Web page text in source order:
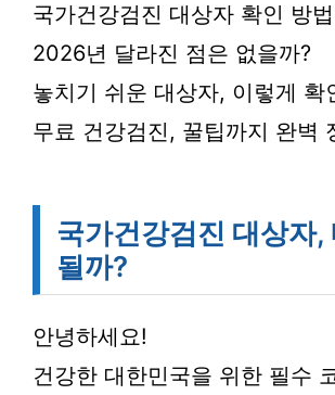
국가건강검진 대상자 확인 방법
2026년 달라진 점은 없을까?
놓치기 쉬운 대상자, 이렇게 확
무료 건강검진, 꿀팁까지 완벽
국가건강검진 대상자,
될까?
안녕하세요!
건강한 대한민국을 위한 필수